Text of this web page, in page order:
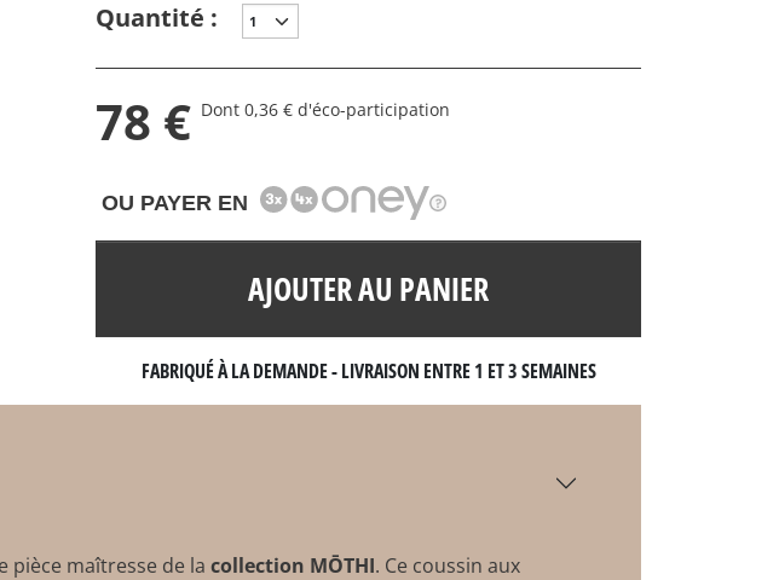
Quantité :
78 € Dont 0,36 € d'éco-participation
OU PAYER EN
AJOUTER AU PANIER
FABRIQUÉ À LA DEMANDE - LIVRAISON ENTRE 1 ET 3 SEMAINES
pièce maîtresse de la collection MŌTHI. Ce coussin aux